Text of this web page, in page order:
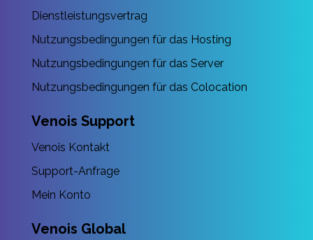
Dienstleistungsvertrag
Nutzungsbedingungen für das Hosting
Nutzungsbedingungen für das Server
Nutzungsbedingungen für das Colocation
Venois Support
Venois Kontakt
Support-Anfrage
Mein Konto
Venois Global